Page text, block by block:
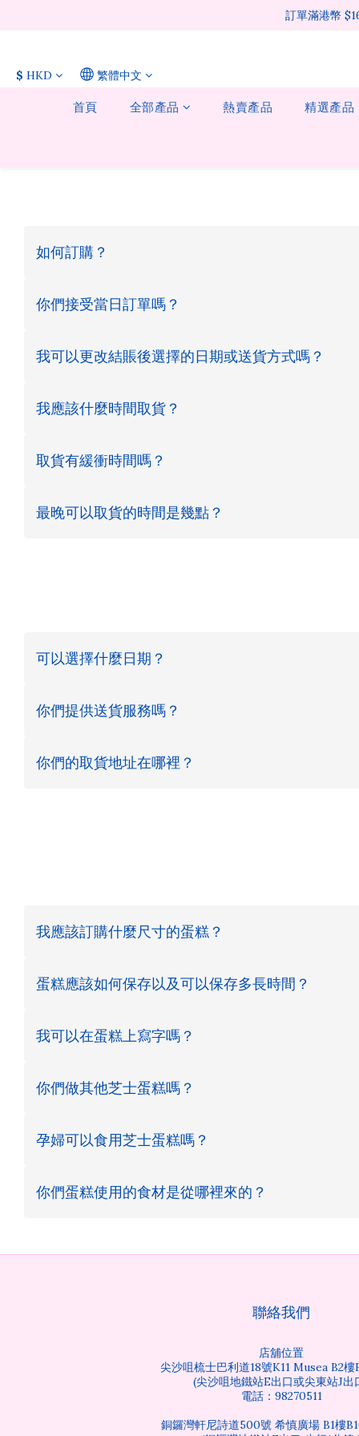
訂單滿港幣
$ HKD 繁體中文
首頁 全部產品 熱賣產品 精選產品
如何訂購？
你們接受當日訂單嗎？
我可以更改結賬後選擇的日期或送貨方式嗎？
我應該什麼時間取貨？
取貨有緩衝時間嗎？
最晚可以取貨的時間是幾點？
可以選擇什麼日期？
你們提供送貨服務嗎？
你們的取貨地址在哪裡？
我應該訂購什麼尺寸的蛋糕？
蛋糕應該如何保存以及可以保存多長時間？
我可以在蛋糕上寫字嗎？
你們做其他芝士蛋糕嗎？
孕婦可以食用芝士蛋糕嗎？
你們蛋糕使用的食材是從哪裡來的？
聯絡我們
店舖位置
尖沙咀梳士巴利道18號K11 Musea B2樓
(尖沙咀地鐵站E出口或尖東站J出
電話：98270511
銅鑼灣軒尼詩道500號 希慎廣場 B1樓